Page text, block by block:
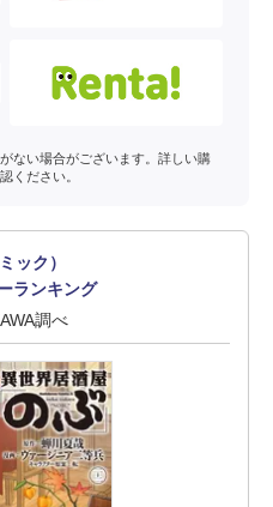
ない場合がございます。詳しい購
ください。
ック）
ランキング
調べ